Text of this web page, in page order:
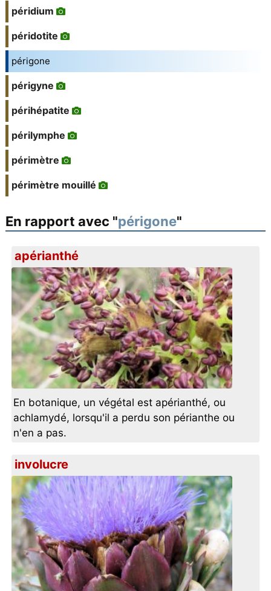
péridium
péridotite
périgone
périgyne
périhépatite
périlymphe
périmètre
périmètre mouillé
En rapport avec "périgone"
apérianthé
En botanique, un végétal est apérianthé, ou
achlamydé, lorsqu'il a perdu son périanthe ou
n'en a pas.
involucre